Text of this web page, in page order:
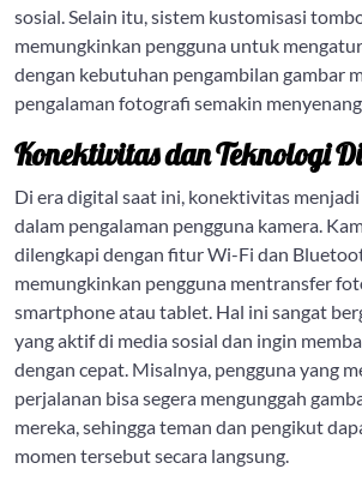
sosial. Selain itu, sistem kustomisasi
memungkinkan pengguna untuk
dengan kebutuhan pengambilan gambar
pengalaman fotografi semakin
Konektivitas dan Teknologi
Di era digital saat ini, konektivitas
dalam pengalaman pengguna kamera.
dilengkapi dengan fitur Wi-Fi dan
memungkinkan pengguna mentransfer
smartphone atau tablet. Hal ini sangat
yang aktif di media sosial dan ingin
dengan cepat. Misalnya, pengguna yang
perjalanan bisa segera mengunggah
mereka, sehingga teman dan pengikut
momen tersebut secara langsung.